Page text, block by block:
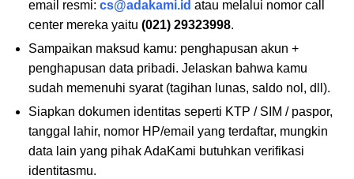
email resmi: cs@adakami.id atau melalui nomor call
center mereka yaitu (021) 29323998.
Sampaikan maksud kamu: penghapusan akun +
penghapusan data pribadi. Jelaskan bahwa kamu
sudah memenuhi syarat (tagihan lunas, saldo nol, dll).
Siapkan dokumen identitas seperti KTP / SIM / paspor,
tanggal lahir, nomor HP/email yang terdaftar, mungkin
data lain yang pihak AdaKami butuhkan verifikasi
identitasmu.